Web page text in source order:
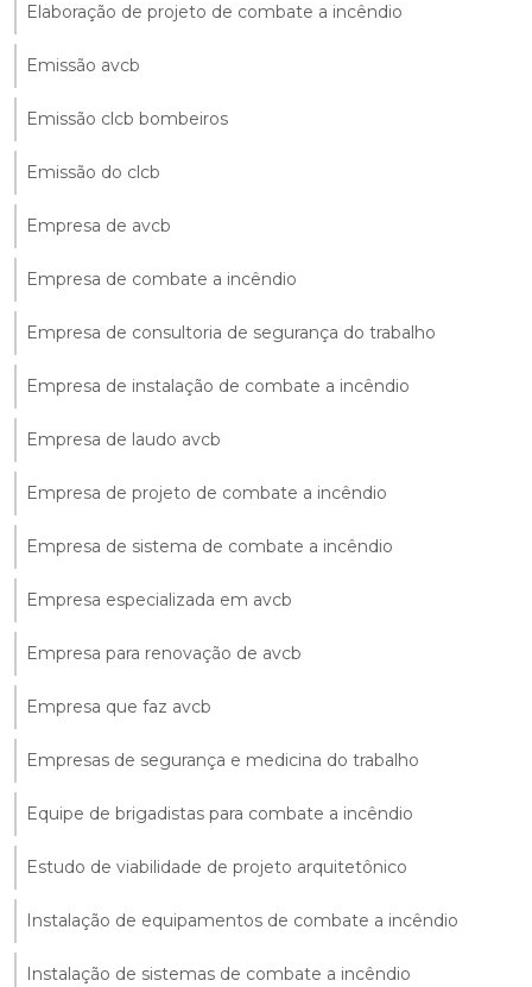
Elaboração de projeto de combate a incêndio
Emissão avcb
Emissão clcb bombeiros
Emissão do clcb
Empresa de avcb
Empresa de combate a incêndio
Empresa de consultoria de segurança do trabalho
Empresa de instalação de combate a incêndio
Empresa de laudo avcb
Empresa de projeto de combate a incêndio
Empresa de sistema de combate a incêndio
Empresa especializada em avcb
Empresa para renovação de avcb
Empresa que faz avcb
Empresas de segurança e medicina do trabalho
Equipe de brigadistas para combate a incêndio
Estudo de viabilidade de projeto arquitetônico
Instalação de equipamentos de combate a incêndio
Instalação de sistemas de combate a incêndio